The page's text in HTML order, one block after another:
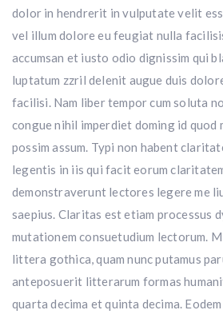
dolor in hendrerit in vulputate velit
vel illum dolore eu feugiat nulla
accumsan et iusto odio dignissim qui
luptatum zzril delenit augue duis
facilisi. Nam liber tempor cum soluta
congue nihil imperdiet doming id quod
possim assum. Typi non habent
legentis in iis qui facit eorum
demonstraverunt lectores legere me
saepius. Claritas est etiam processus
mutationem consuetudium lectorum.
littera gothica, quam nunc putamus
anteposuerit litterarum formas
quarta decima et quinta decima.